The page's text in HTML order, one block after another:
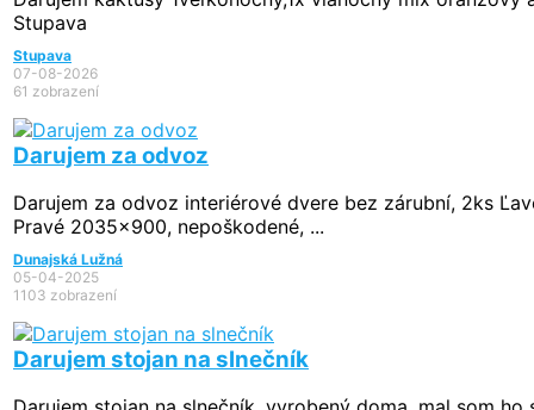
Stupava
Stupava
07-08-2026
61 zobrazení
Darujem za odvoz
Darujem za odvoz interiérové dvere bez zárubní, 2ks
Pravé 2035x900, nepoškodené, ...
Dunajská Lužná
05-04-2025
1103 zobrazení
Darujem stojan na slnečník